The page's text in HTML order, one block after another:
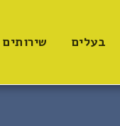
בעלים שירותים